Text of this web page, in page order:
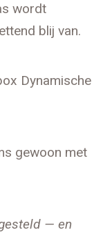
wordt
blij van.
Dynamische
gewoon met
— en